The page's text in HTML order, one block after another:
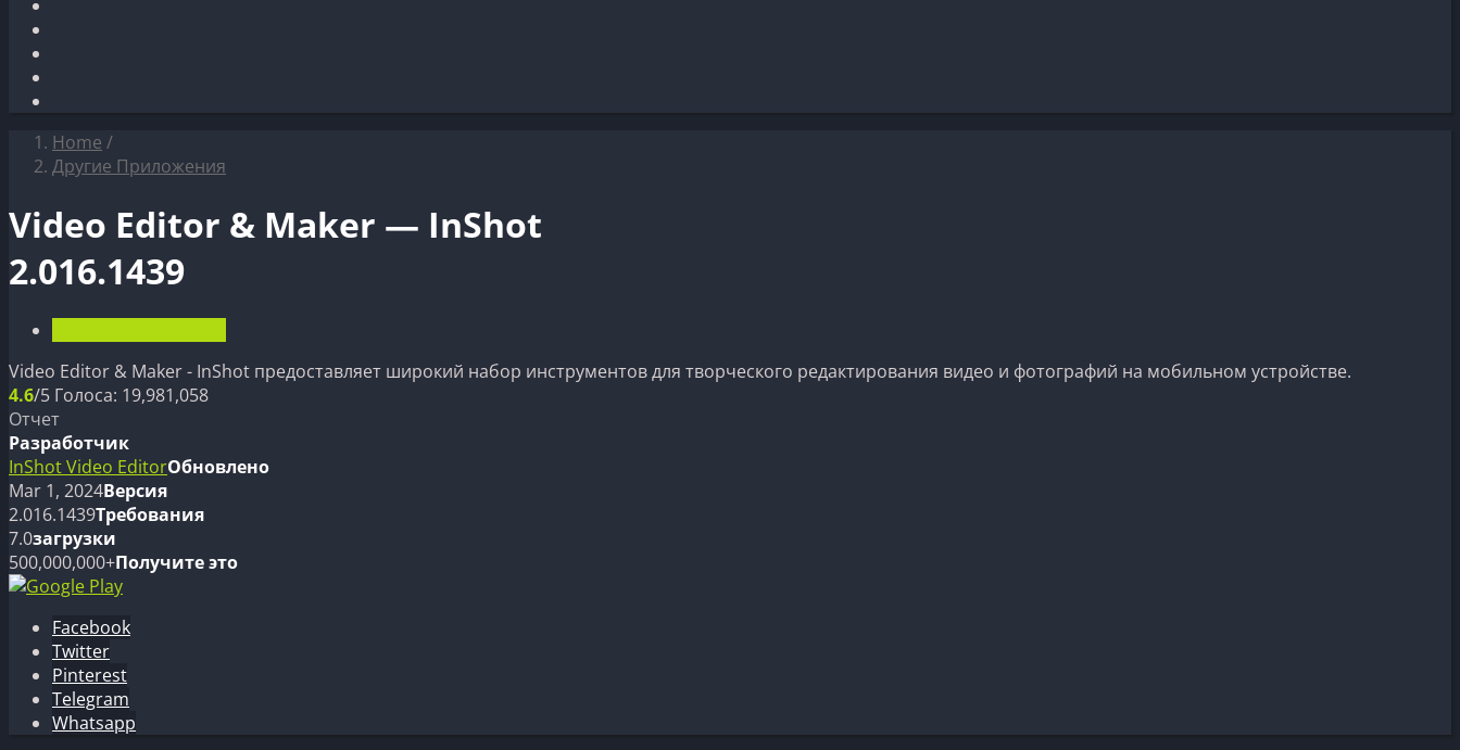
Home /
Другие Приложения
Video Editor & Maker — InShot
2.016.1439
Video Editor & Maker - InShot предоставляет широкий набор инструментов для творческого редактирования видео и фотографий на мобильном устройстве.
4.6/5 Голоса: 19,981,058
Отчет
Разработчик
InShot Video EditorОбновлено
Mar 1, 2024Версия
2.016.1439Требования
7.0загрузки
500,000,000+Получите это
Facebook
Twitter
Pinterest
Telegram
Whatsapp